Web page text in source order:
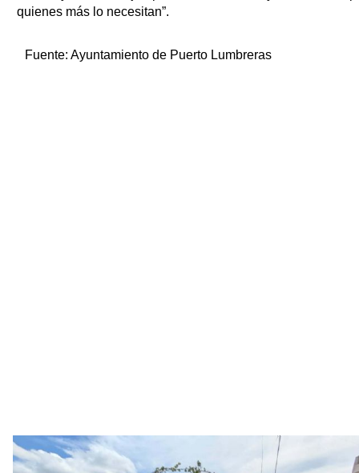
quienes más lo necesitan”.
Fuente: Ayuntamiento de Puerto Lumbreras